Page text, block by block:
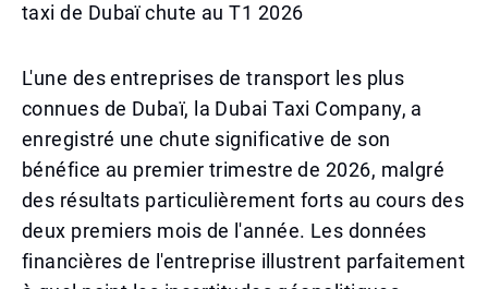
taxi de Dubaï chute au T1 2026
L'une des entreprises de transport les plus
connues de Dubaï, la Dubai Taxi Company, a
enregistré une chute significative de son
bénéfice au premier trimestre de 2026, malgré
des résultats particulièrement forts au cours des
deux premiers mois de l'année. Les données
financières de l'entreprise illustrent parfaitement